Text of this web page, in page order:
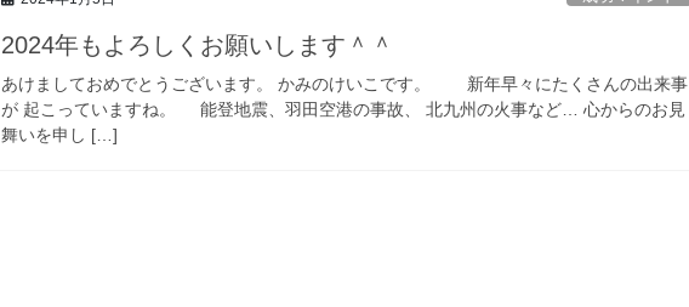
2024年もよろしくお願いします＾＾
あけましておめでとうございます。 かみのけいこです。 新年早々にたくさんの出来事
が 起こっていますね。 能登地震、羽田空港の事故、 北九州の火事など… 心からのお見
舞いを申し […]